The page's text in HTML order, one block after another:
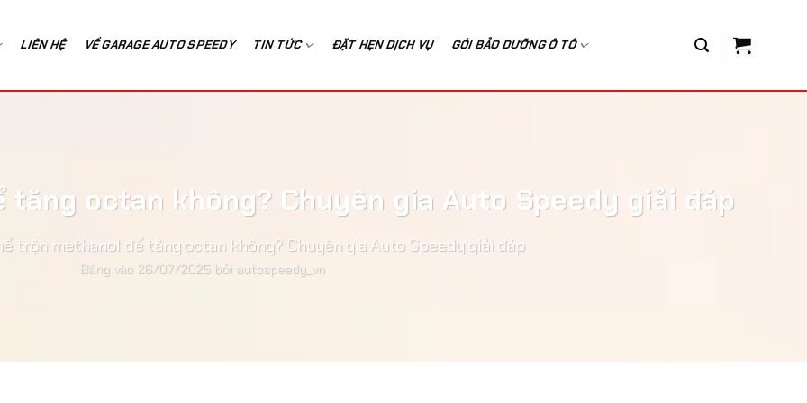
LIÊN HỆ VỀ GARAGE AUTO SPEEDY TIN TỨC ĐẶT HẸN DỊCH VỤ GÓI BẢO DƯỠNG Ô TÔ
octan không? Chuyên gia Auto Speedy giải đáp
trộn methanol để tăng octan không? Chuyên gia Auto Speedy giải đáp
Đăng vào 26/07/2025 bởi autospeedy_vn